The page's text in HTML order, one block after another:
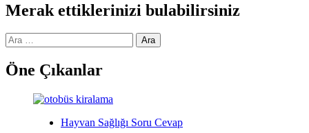
Merak ettiklerinizi bulabilirsiniz
Arama:
Öne Çıkanlar
Hayvan Sağlığı Soru Cevap